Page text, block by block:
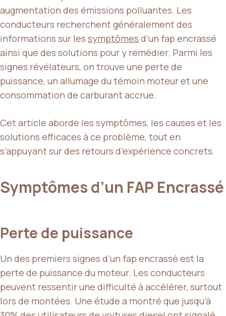
augmentation des émissions polluantes. Les
conducteurs recherchent généralement des
informations sur les symptômes d’un fap encrassé
ainsi que des solutions pour y remédier. Parmi les
signes révélateurs, on trouve une perte de
puissance, un allumage du témoin moteur et une
consommation de carburant accrue.
Cet article aborde les symptômes, les causes et les
solutions efficaces à ce problème, tout en
s’appuyant sur des retours d’expérience concrets.
Symptômes d’un FAP Encrassé
Perte de puissance
Un des premiers signes d’un fap encrassé est la
perte de puissance du moteur. Les conducteurs
peuvent ressentir une difficulté à accélérer, surtout
lors de montées. Une étude a montré que jusqu’à